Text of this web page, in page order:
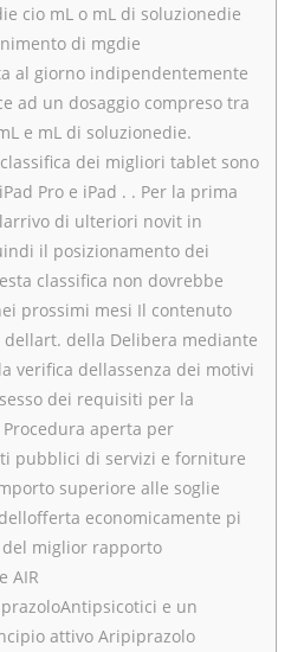
cio mL o mL di soluzionedie
di mgdie
al giorno indipendentemente
ad un dosaggio compreso tra
e mL di soluzionedie.
dei migliori tablet sono
Pro e iPad . . Per la prima
di ulteriori novit in
il posizionamento dei
classifica non dovrebbe
prossimi mesi Il contenuto
della Delibera mediante
verifica dellassenza dei motivi
dei requisiti per la
aperta per
pubblici di servizi e forniture
superiore alle soglie
economicamente pi
del miglior rapporto
AIR
e un
attivo Aripiprazolo